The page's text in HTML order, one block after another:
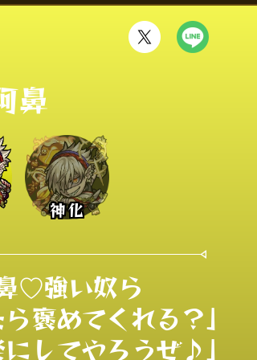
鼻
神化
♡強い奴ら
褒めてくれる？」
にしてやろうぜ♪」